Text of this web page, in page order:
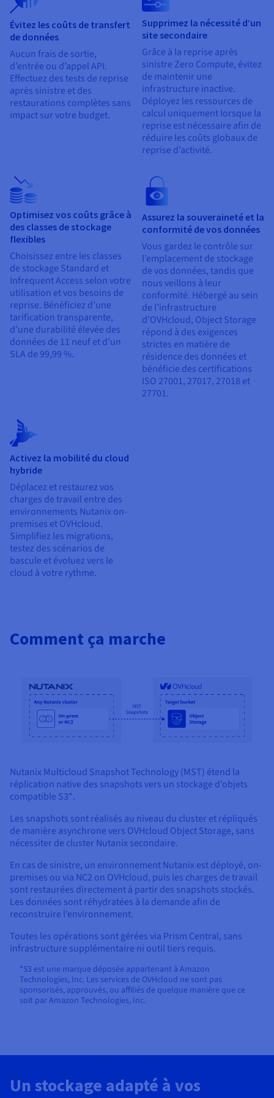
Tarifs
Disponibilités par régions
Documentation
Roadmap & Changelog
Roadmap & Changelog
Roadmap & Changelog
Évitez les coûts de transfert
de données
Aucun frais de sortie,
d’entrée ou d’appel API.
Effectuez des tests de reprise
après sinistre et des
restaurations complètes sans
impact sur votre budget.
Supprimez la nécessité d’un
site secondaire
Grâce à la reprise après
sinistre Zero Compute, évitez
de maintenir une
infrastructure inactive.
Déployez les ressources de
calcul uniquement lorsque la
reprise est nécessaire afin de
réduire les coûts globaux de
reprise d’activité.
Optimisez vos coûts grâce à
des classes de stockage
flexibles
Choisissez entre les classes
de stockage Standard et
Infrequent Access selon votre
utilisation et vos besoins de
reprise. Bénéficiez d’une
tarification transparente,
d’une durabilité élevée des
données de 11 neuf et d’un
SLA de 99,99 %.
Assurez la souveraineté et la
conformité de vos données
Vous gardez le contrôle sur
l’emplacement de stockage
de vos données, tandis que
nous veillons à leur
conformité. Hébergé au sein
de l’infrastructure
d’OVHcloud, Object Storage
répond à des exigences
strictes en matière de
résidence des données et
bénéficie des certifications
ISO 27001, 27017, 27018 et
27701.
Activez la mobilité du cloud
hybride
Déplacez et restaurez vos
charges de travail entre des
environnements Nutanix on-
premises et OVHcloud.
Simplifiez les migrations,
testez des scénarios de
bascule et évoluez vers le
cloud à votre rythme.
Comment ça marche
Nutanix Multicloud Snapshot Technology (MST) étend la
réplication native des snapshots vers un stockage d’objets
compatible S3*.
Les snapshots sont réalisés au niveau du cluster et répliqués
de manière asynchrone vers OVHcloud Object Storage, sans
nécessiter de cluster Nutanix secondaire.
En cas de sinistre, un environnement Nutanix est déployé, on-
premises ou via NC2 on OVHcloud, puis les charges de travail
sont restaurées directement à partir des snapshots stockés.
Les données sont réhydratées à la demande afin de
reconstruire l’environnement.
Toutes les opérations sont gérées via Prism Central, sans
infrastructure supplémentaire ni outil tiers requis.
*S3 est une marque déposée appartenant à Amazon
Technologies, Inc. Les services de OVHcloud ne sont pas
sponsorisés, approuvés, ou affiliés de quelque manière que ce
soit par Amazon Technologies, Inc.
Un stockage adapté à vos